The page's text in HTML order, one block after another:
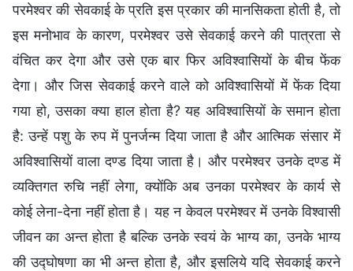
परमेश्वर की सेवकाई के प्रति इस प्रकार की मानसिकता होती है, तो
इस मनोभाव के कारण, परमेश्वर उसे सेवकाई करने की पात्रता से
वंचित कर देगा और उसे एक बार फिर अविश्वासियों के बीच फेंक
देगा। और जिस सेवकाई करने वाले को अविश्वासियों में फेंक दिया
गया हो, उसका क्या हाल होता है? यह अविश्वासियों के समान होता
है: उन्हें पशु के रुप में पुनर्जन्म दिया जाता है और आत्मिक संसार में
अविश्वासियों वाला दण्ड दिया जाता है। और परमेश्वर उनके दण्ड में
व्यक्तिगत रुचि नहीं लेगा, क्योंकि अब उनका परमेश्वर के कार्य से
कोई लेना-देना नहीं होता है। यह न केवल परमेश्वर में उनके विश्वासी
जीवन का अन्त होता है बल्कि उनके स्वयं के भाग्य का, उनके भाग्य
की उद्घोषणा का भी अन्त होता है, और इसलिये यदि सेवकाई करने